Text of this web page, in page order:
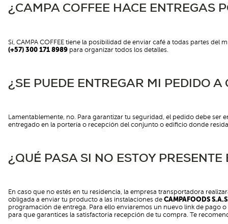
¿CAMPA COFFEE HACE ENTREGAS
Sí, CAMPA COFFEE tiene la posibilidad de enviar café a todas partes
(+57) 300 171 8989 para organizar todos los detalles.
¿SE PUEDE ENTREGAR MI PEDIDO
Lamentablemente, no. Para garantizar tu seguridad, el pedido debe
entregado en la portería o recepción del conjunto o edificio donde
¿QUÉ PASA SI NO ESTOY
En caso que no estés en tu residencia, la empresa transportadora
obligada a enviar tu producto a las instalaciones de CAMPAFOODS
programación de entrega. Para ello enviaremos un nuevo link de pago
para que garantices la satisfactoria recepción de tu compra. Te